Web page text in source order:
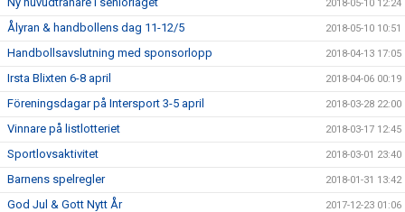
2018-05-10 12:24
Ålyran & handbollens dag 11-12/5 2018-05-10 10:51
Handbollsavslutning med sponsorlopp 2018-04-13 17:05
Irsta Blixten 6-8 april 2018-04-06 00:19
Föreningsdagar på Intersport 3-5 april 2018-03-28 22:00
Vinnare på listlotteriet 2018-03-17 12:45
Sportlovsaktivitet 2018-03-01 23:40
Barnens spelregler 2018-01-31 13:42
God Jul & Gott Nytt År 2017-12-23 01:06